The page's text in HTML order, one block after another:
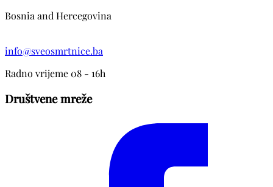
Bosnia and Hercegovina
info@sveosmrtnice.ba
Radno vrijeme 08 - 16h
Društvene mreže